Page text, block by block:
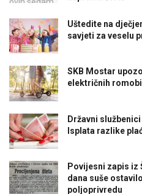
Uštedite na
savjeti za veselu
SKB Mostar
električnih
Državni
Isplata razlike
Povijesni zapis iz
dana suše
poljoprivredu